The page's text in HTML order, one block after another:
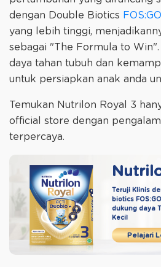
dengan Double Biotics
yang lebih tinggi,
sebagai "The Formula to
daya tahan tubuh dan
untuk persiapkan anak anda
Temukan Nutrilon Royal 3
official store dengan
terpercaya.
Teruji Klinis
biotics
dukung daya
Kecil
Pelajari